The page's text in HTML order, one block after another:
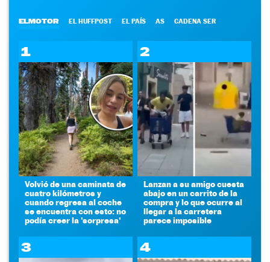
ELMOTOR EL HUFFPOST EL PAÍS AS CADENA SER
1
Volvió de una caminata de
cuatro kilómetros y
cuando regresa al coche
se encuentra con esto: no
podía creer la 'sorpresa'
2
Lanzan a su amigo cuesta
abajo en un carrito de la
compra y lo que ocurre al
llegar a la carretera
parece imposible
3 4